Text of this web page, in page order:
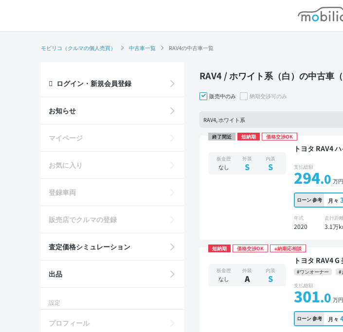
モビ
モビリコ（クルマの個人売買） 中古車一覧 RAV4の中古車一覧
RAV4 / ホワイト系（白）の中古車
販売中のみ 納期交渉可のみ
RAV4, ホワイト系
終了間近 短納期 価格交渉OK
トヨタ RAV4 ハイブリッドG 美品 禁煙車 整備記
ETC 電動バッ
板金歴
なし
外装
S
内装
S 支払総額
294.0 万円
ローン参考 月々
年式
2020
走行距
3.1万
短納期 価格交渉OK ※納期応相談
トヨタ RAV4 G 美品 禁煙車 整備記録簿あり ディスプレイオーディオ ブラインドスポットモニタ
ー オートクル
コーダー 社外
#ワンオーナー #
板金歴
なし
外装
A
内装
S
支払総額
301.0 万円
ローン参考 月々
ログイン・新規会員登録
お知らせ
マイページ
お気に入り
登録車両
販売店でクルマの登録
査定価格シミュレーション
出品
設定
プロフィール